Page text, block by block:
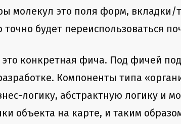
молекул это поля форм, вкладки/
будет переиспользоваться
конкретная фича. Под фичей
Компоненты типа
логику, абстрактную логику и
объекта на карте, и таким